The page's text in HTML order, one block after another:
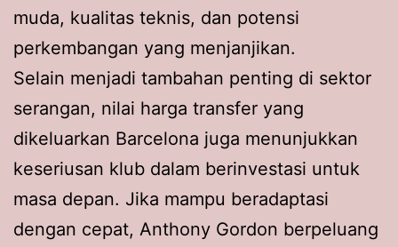
muda, kualitas teknis, dan potensi
perkembangan yang menjanjikan.
Selain menjadi tambahan penting di sektor
serangan, nilai harga transfer yang
dikeluarkan Barcelona juga menunjukkan
keseriusan klub dalam berinvestasi untuk
masa depan. Jika mampu beradaptasi
dengan cepat, Anthony Gordon berpeluang